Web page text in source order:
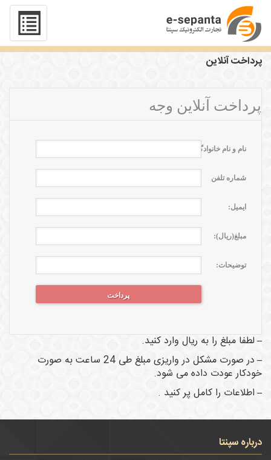
پرداخت آنلاین
پرداخت آنلاین
پرداخت آنلاين وجه
نام و نام خانوادگی
شماره تلفن
ايميل:
مبلغ(ریال):
توضيحات:
–لطفا مبلغ را به ریال وارد کنید.
–
در صورت مشکل در واریزی مبلغ طی 24 ساعت به صورت
خودکار عودت داده می شود.
–اطلاعات را کامل پر کنید .
درباره سپنتا